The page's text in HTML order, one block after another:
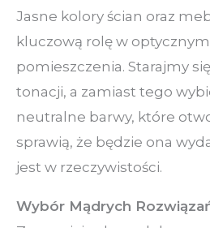
Jasne kolory ścian oraz
kluczową rolę w
pomieszczenia. Starajmy
tonacji, a zamiast tego
neutralne barwy, które
sprawią, że będzie ona
jest w rzeczywistości.
Wybór Mądrych